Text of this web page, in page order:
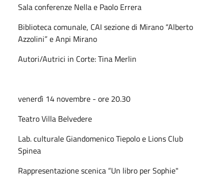
Sala conferenze Nella e Paolo Errera
Biblioteca comunale, CAI sezione di Mirano “Alberto
Azzolini” e Anpi Mirano
Autori/Autrici in Corte: Tina Merlin
venerdì 14 novembre - ore 20.30
Teatro Villa Belvedere
Lab. culturale Giandomenico Tiepolo e Lions Club
Spinea
Rappresentazione scenica “Un libro per Sophie"